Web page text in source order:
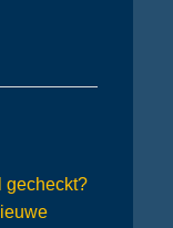
gecheckt?